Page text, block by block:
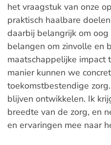
het vraagstuk van onze
praktisch haalbare
daarbij belangrijk om
belangen om zinvolle en
maatschappelijke impact
manier kunnen we
toekomstbestendige
blijven ontwikkelen. Ik
breedte van de zorg, en
en ervaringen mee naar